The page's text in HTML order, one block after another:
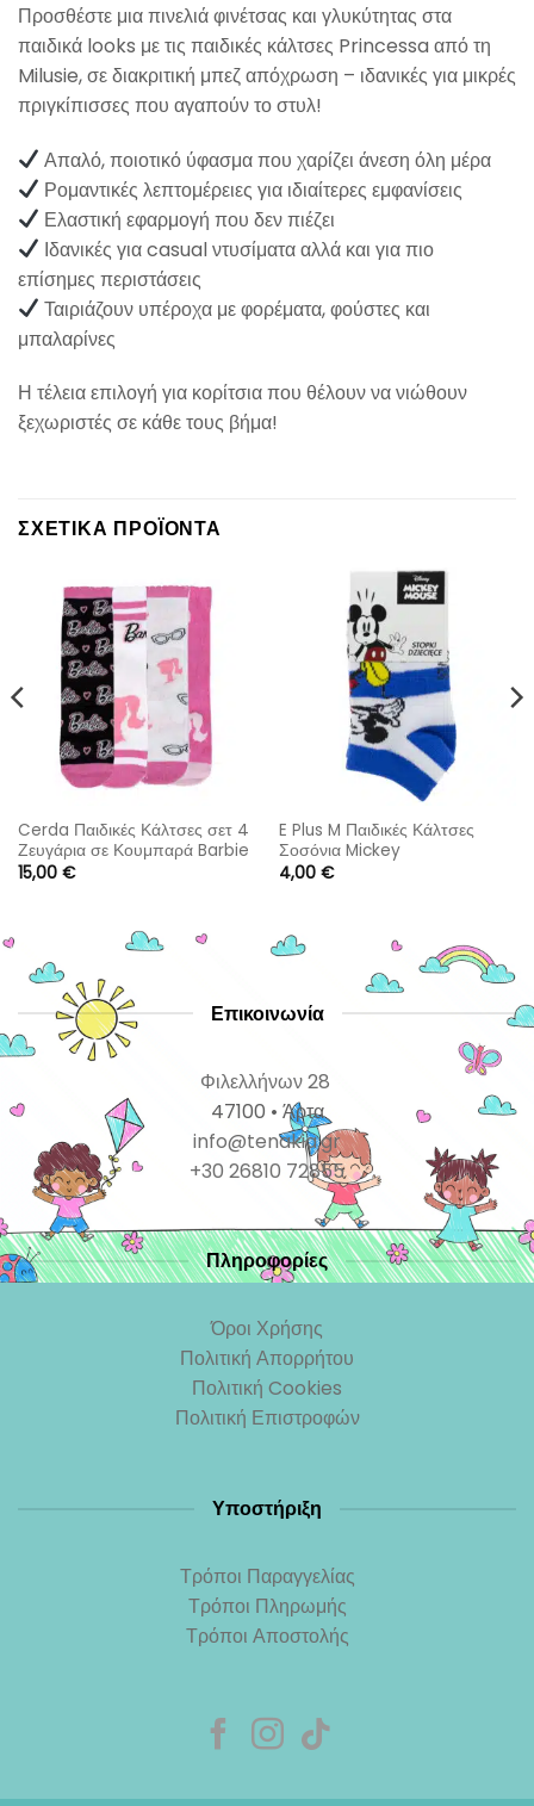
Προσθέστε μια πινελιά φινέτσας και γλυκύτητας στα
παιδικά looks με τις παιδικές κάλτσες Princessa από τη
Milusie, σε διακριτική μπεζ απόχρωση – ιδανικές για μικρές
πριγκίπισσες που αγαπούν το στυλ!
Απαλό, ποιοτικό ύφασμα που χαρίζει άνεση όλη μέρα
Ρομαντικές λεπτομέρειες για ιδιαίτερες εμφανίσεις
Ελαστική εφαρμογή που δεν πιέζει
Ιδανικές για casual ντυσίματα αλλά και για πιο
επίσημες περιστάσεις
Ταιριάζουν υπέροχα με φορέματα, φούστες και
μπαλαρίνες
Η τέλεια επιλογή για κορίτσια που θέλουν να νιώθουν
ξεχωριστές σε κάθε τους βήμα!
ΣΧΕΤΙΚΆ ΠΡΟΪΌΝΤΑ
Cerda Παιδικές Κάλτσες σετ 4
Ζευγάρια σε Κουμπαρά Barbie
15,00 €
E Plus M Παιδικές Κάλτσες
Σοσόνια Mickey
4,00 €
Επικοινωνία
Φιλελλήνων 28
47100 • Άρτα
info@tenakia.gr
+30 26810 72855
Πληροφορίες
Όροι Χρήσης
Πολιτική Απορρήτου
Πολιτική Cookies
Πολιτική Επιστροφών
Υποστήριξη
Τρόποι Παραγγελίας
Τρόποι Πληρωμής
Τρόποι Αποστολής